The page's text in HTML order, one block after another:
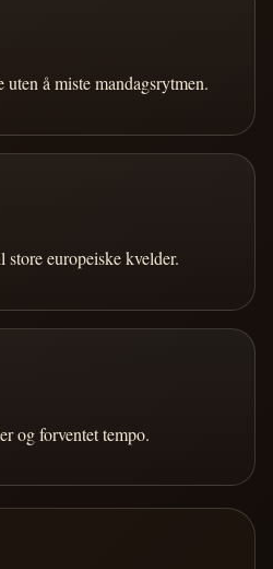
uten å miste mandagsrytmen.
europeiske kvelder.
og forventet tempo.